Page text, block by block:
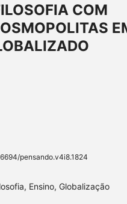
COM
pensando.v4i8.1824
Ensino, Globalização